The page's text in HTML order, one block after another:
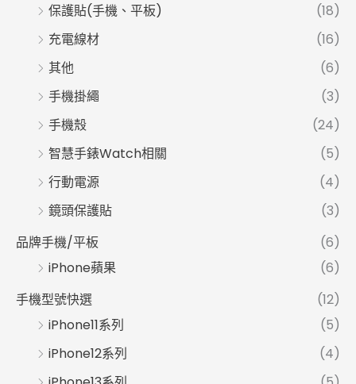
保護貼(手機、平板)
(18)
充電線材
(16)
其他
(6)
手機掛繩
(3)
手機殼
(24)
智慧手錶Watch相關
(5)
行動電源
(4)
鏡頭保護貼
(3)
品牌手機/平板
(6)
iPhone蘋果
(6)
手機型號快選
(12)
iPhone11系列
(5)
iPhone12系列
(4)